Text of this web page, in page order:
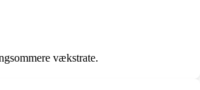
vækstrate.